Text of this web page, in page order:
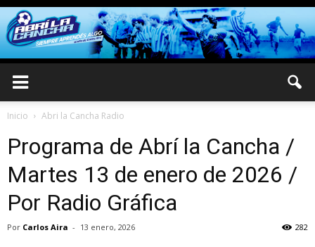
Inicio Abri la Cancha Radio
Programa de Abrí la Cancha /
Martes 13 de enero de 2026 /
Por Radio Gráfica
Por Carlos Aira - 13 enero, 2026 282